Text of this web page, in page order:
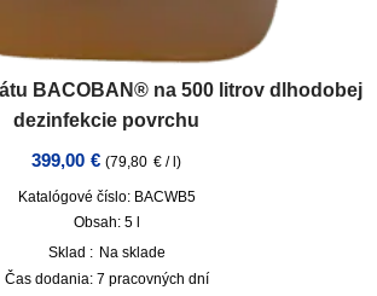
BACOBAN® na 500 litrov dlhodobej
dezinfekcie povrchu
399,00 € (79,80 € / )
Katalógové číslo: BACWB5
Obsah: 5 l
Sklad : Na sklade
Čas dodania: 7 pracovných dní